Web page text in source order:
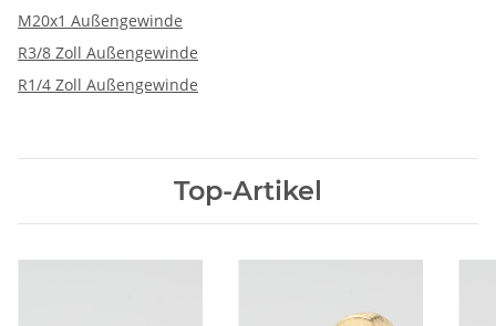
M20x1 Außengewinde
R3/8 Zoll Außengewinde
R1/4 Zoll Außengewinde
Top-Artikel